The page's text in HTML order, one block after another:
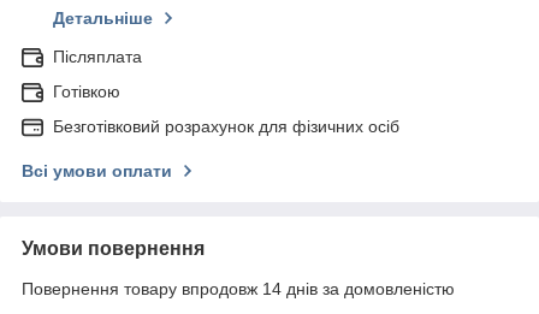
Детальніше
Післяплата
Готівкою
Безготівковий розрахунок для фізичних осіб
Всі умови оплати
Умови повернення
Повернення товару впродовж 14 днів за домовленістю